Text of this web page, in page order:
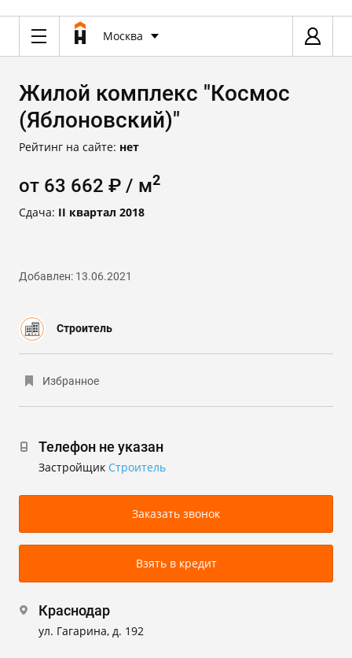
Москва
Жилой комплекс "Космос
(Яблоновский)"
Рейтинг на сайте: нет
от 63 662 ₽ / м2
Сдача: II квартал 2018
Добавлен: 13.06.2021
Строитель
Избранное
Телефон не указан
Застройщик Строитель
Заказать звонок
Взять в кредит
Краснодар
ул. Гагарина, д. 192